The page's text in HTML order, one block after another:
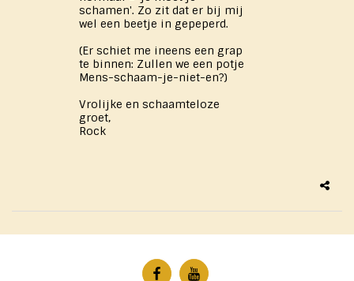
schamen'. Zo zit dat er bij mij
wel een beetje in gepeperd.
(Er schiet me ineens een grap
te binnen: Zullen we een potje
Mens-schaam-je-niet-en?)
Vrolijke en schaamteloze
groet,
Rock